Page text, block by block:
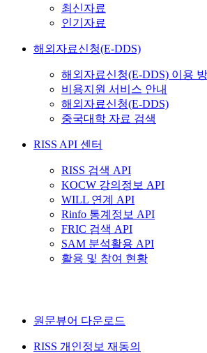
최신자료
인기자료
해외자료신청(E-DDS)
해외자료신청(E-DDS) 이용
비용지원 서비스 안내
해외자료신청(E-DDS)
중국대학 자료 검색
RISS API 센터
RISS 검색 API
KOCW 강의정보 API
WILL 연계 API
Rinfo 통계정보 API
FRIC 검색 API
SAM 분석활용 API
활용 및 참여 현황
원문뷰어 다운로드
RISS 개인정보 재동의